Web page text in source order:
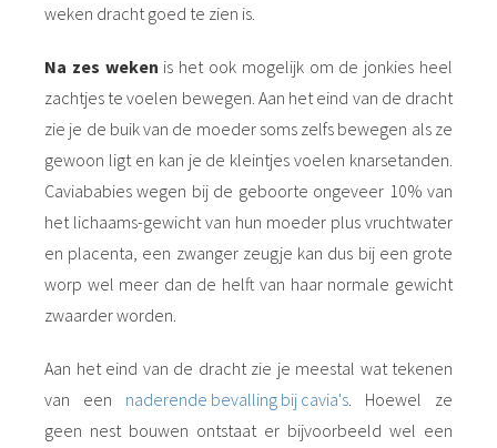
weken dracht goed te zien is.
Na zes weken is het ook mogelijk om de jonkies heel
zachtjes te voelen bewegen. Aan het eind van de dracht
zie je de buik van de moeder soms zelfs bewegen als ze
gewoon ligt en kan je de kleintjes voelen knarsetanden.
Caviababies wegen bij de geboorte ongeveer 10% van
het lichaams-gewicht van hun moeder plus vruchtwater
en placenta, een zwanger zeugje kan dus bij een grote
worp wel meer dan de helft van haar normale gewicht
zwaarder worden.
Aan het eind van de dracht zie je meestal wat tekenen
van een naderende bevalling bij cavia's . Hoewel ze
geen nest bouwen ontstaat er bijvoorbeeld wel een